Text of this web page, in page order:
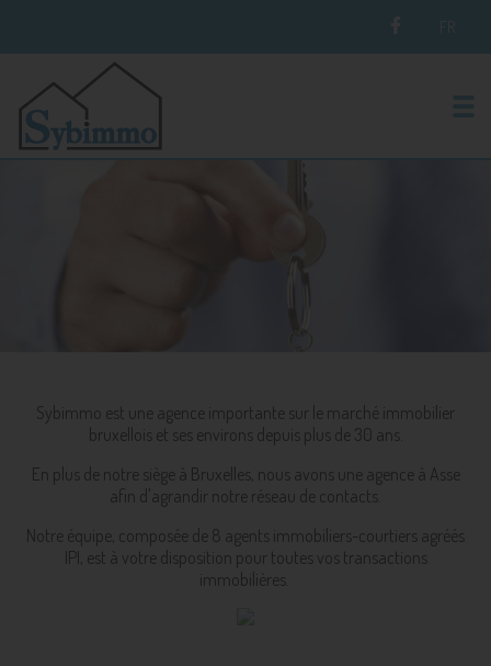
Sybimmo est une agence importante sur le marché immobilier
bruxellois et ses environs depuis plus de 30 ans.
En plus de notre siège à Bruxelles, nous avons une agence à Asse
afin d'agrandir notre réseau de contacts.
Notre équipe, composée de 8 agents immobiliers-courtiers agréés
IPI, est à votre disposition pour toutes vos transactions
immobilières.